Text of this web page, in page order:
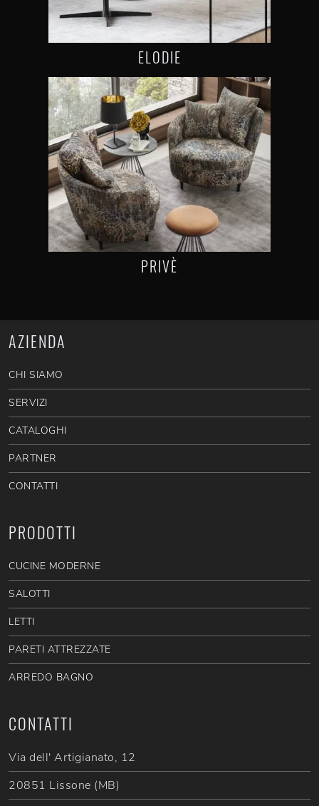
ELODIE
PRIVÈ
AZIENDA
CHI SIAMO
SERVIZI
CATALOGHI
PARTNER
CONTATTI
PRODOTTI
CUCINE MODERNE
SALOTTI
LETTI
PARETI ATTREZZATE
ARREDO BAGNO
CONTATTI
Via dell' Artigianato, 12
20851 Lissone (MB)